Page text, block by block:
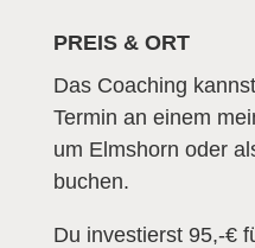
PREIS & ORT
Das Coaching
Termin an einem
um Elmshorn oder
buchen.
Du investierst 95,-€